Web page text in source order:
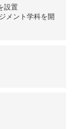
設置
メント学科を開